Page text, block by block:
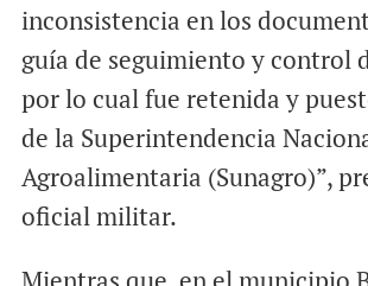
inconsistencia en los
guía de seguimiento y control
por lo cual fue retenida y
de la Superintendencia
Agroalimentaria (Sunagro)”,
oficial militar.